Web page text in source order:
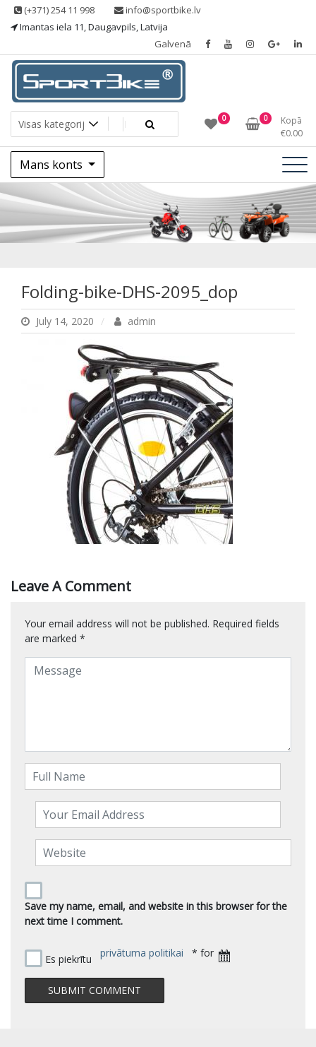
Skip (+371) 254 11 998
info@sportbike.lv
Imantas iela 11, Daugavpils, Latvija
Galvenā
Sportbike
Sporting goods 0 0
Kopā
€0.00
Mans konts
Folding-bike-DHS-
2095_dop
Folding-bike-DHS-2095_dop
July 14, 2020 admin
Leave A Comment
Your email address will not be published. Required fields
are marked *
Save my name, email, and website in this browser for the
next time I comment.
Es piekrītu privātuma politikai * for